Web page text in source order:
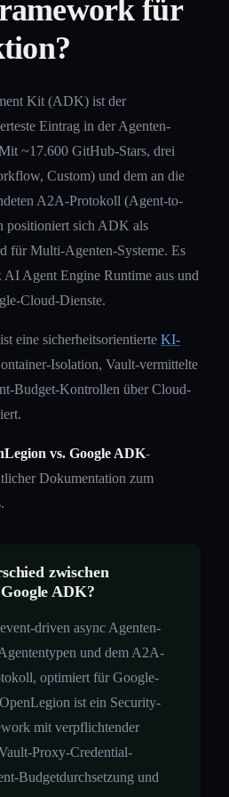
für
Kit (ADK) ist der
Eintrag in der Agenten-
~17.600 GitHub-Stars, drei
Custom) und dem an die
A2A-Protokoll (Agent-to-
positioniert sich ADK als
für Multi-Agenten-Systeme. Es
AI Agent Engine Runtime aus und
Cloud-Dienste.
eine sicherheitsorientierte KI-
Isolation, Vault-vermittelte
Budget-Kontrollen über Cloud-
vs. Google ADK-
Dokumentation zum
zwischen
ADK?
driven async Agenten-
und dem A2A-
optimiert für Google-
ist ein Security-
mit verpflichtender
Proxy-Credential-
Budgetdurchsetzung und